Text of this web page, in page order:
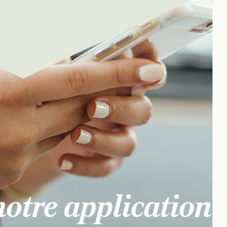
application